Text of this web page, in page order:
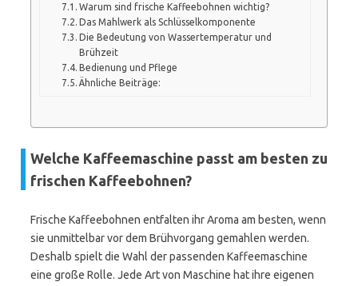
Warum sind frische Kaffeebohnen wichtig?
Das Mahlwerk als Schlüsselkomponente
Die Bedeutung von Wassertemperatur und
Brühzeit
Bedienung und Pflege
Ähnliche Beiträge:
Welche Kaffeemaschine passt am besten zu
frischen Kaffeebohnen?
Frische Kaffeebohnen entfalten ihr Aroma am besten, wenn
sie unmittelbar vor dem Brühvorgang gemahlen werden.
Deshalb spielt die Wahl der passenden Kaffeemaschine
eine große Rolle. Jede Art von Maschine hat ihre eigenen